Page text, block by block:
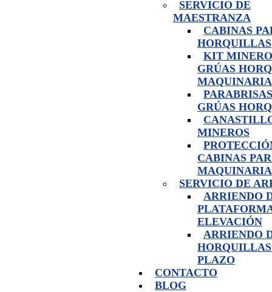
SERVICIO DE
MAESTRANZA
CABINAS
HORQUILLAS
KIT
GRÚAS
GRÚAS
MINEROS
CABINAS
SERVICIO DE
ARRIENDO
ELEVACIÓN
ARRIENDO
PLAZO
CONTACTO
BLOG